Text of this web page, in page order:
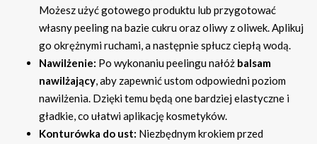
Możesz użyć gotowego produktu lub przygotować
własny peeling na bazie cukru oraz oliwy z oliwek. Aplikuj
go okrężnymi ruchami, a następnie spłucz ciepłą wodą.
Nawilżenie: Po wykonaniu peelingu nałóż balsam
nawilżający, aby zapewnić ustom odpowiedni poziom
nawilżenia. Dzięki temu będą one bardziej elastyczne i
gładkie, co ułatwi aplikację kosmetyków.
Konturówka do ust: Niezbędnym krokiem przed